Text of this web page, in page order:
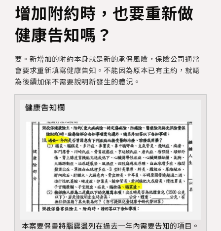
增加附約時，也要重新做
健康告知嗎？
要。新增加的附約本身就是新的承保風險，保險公司通常
會要求重新填寫健康告知。不能因為原本已有主約，就認
為後續加保不需要說明新發生的體況。
本案要保書將腦震盪列在過去一年內需要告知的項目。